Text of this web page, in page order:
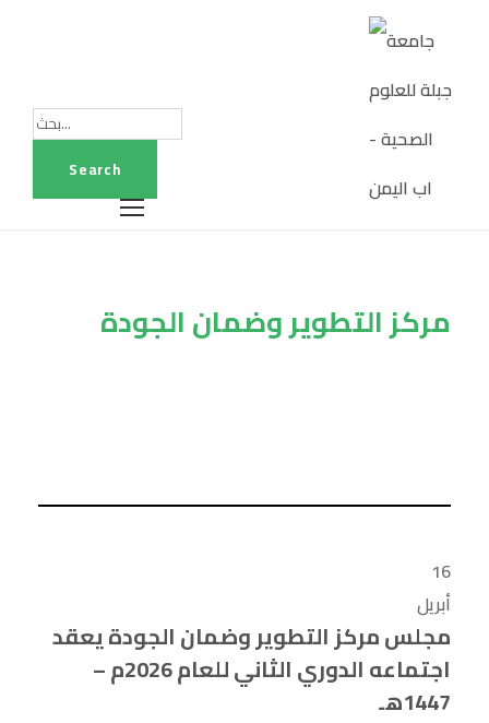
مركز التطوير وضمان الجودة
16
أبريل
مجلس مركز التطوير وضمان الجودة يعقد
اجتماعه الدوري الثاني للعام 2026م –
1447هـ